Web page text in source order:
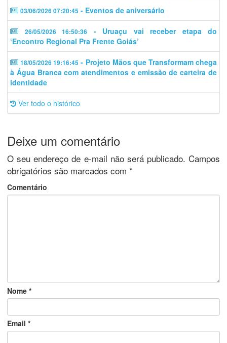
03/06/2026 07:20:45 - Eventos de aniversário
26/05/2026 16:50:36
- Uruaçu vai receber etapa do
‘Encontro Regional Pra Frente Goiás’
18/05/2026 19:16:45 - Projeto Mãos que Transformam chega
à Água Branca com atendimentos e emissão de carteira de
identidade
Ver todo o histórico
Deixe um comentário
O seu endereço de e-mail não será publicado. Campos
obrigatórios são marcados com *
Comentário
Nome *
Email *